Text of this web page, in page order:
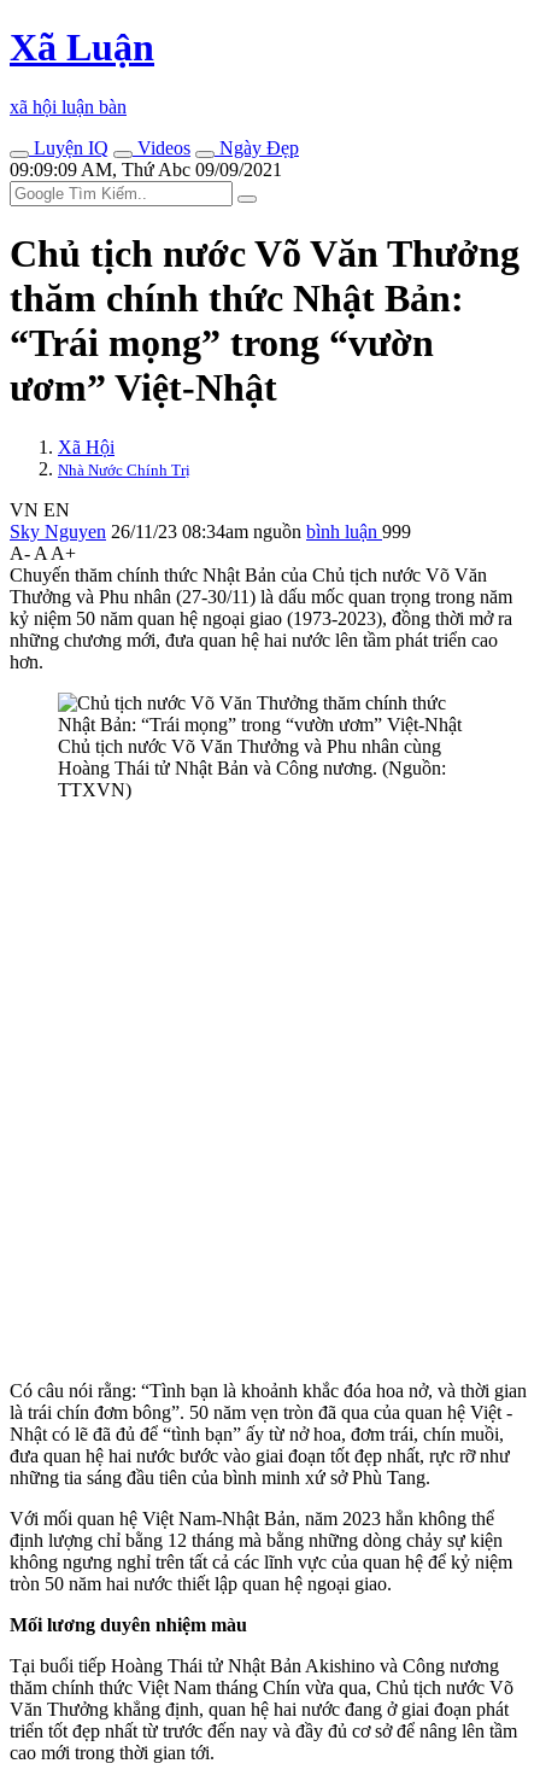
Xã Luận
xã hội luận bàn
Luyện IQ
Videos
Ngày Đẹp
09:09:09 AM, Thứ Abc 09/09/2021
Chủ tịch nước Võ Văn Thưởng
thăm chính thức Nhật Bản:
“Trái mọng” trong “vườn
ươm” Việt-Nhật
Xã Hội
Nhà Nước Chính Trị
VN EN
Sky Nguyen 26/11/23 08:34am nguồn bình luận 999
A- A A+
Chuyến thăm chính thức Nhật Bản của Chủ tịch nước Võ Văn
Thưởng và Phu nhân (27-30/11) là dấu mốc quan trọng trong năm
kỷ niệm 50 năm quan hệ ngoại giao (1973-2023), đồng thời mở ra
những chương mới, đưa quan hệ hai nước lên tầm phát triển cao
hơn.
Chủ tịch nước Võ Văn Thưởng và Phu nhân cùng
Hoàng Thái tử Nhật Bản và Công nương. (Nguồn:
TTXVN)
Có câu nói rằng: “Tình bạn là khoảnh khắc đóa hoa nở, và thời gian
là trái chín đơm bông”. 50 năm vẹn tròn đã qua của quan hệ Việt -
Nhật có lẽ đã đủ để “tình bạn” ấy từ nở hoa, đơm trái, chín muồi,
đưa quan hệ hai nước bước vào giai đoạn tốt đẹp nhất, rực rỡ như
những tia sáng đầu tiên của bình minh xứ sở Phù Tang.
Với mối quan hệ Việt Nam-Nhật Bản, năm 2023 hẳn không thể
định lượng chỉ bằng 12 tháng mà bằng những dòng chảy sự kiện
không ngưng nghỉ trên tất cả các lĩnh vực của quan hệ để kỷ niệm
tròn 50 năm hai nước thiết lập quan hệ ngoại giao.
Mối lương duyên nhiệm màu
Tại buổi tiếp Hoàng Thái tử Nhật Bản Akishino và Công nương
thăm chính thức Việt Nam tháng Chín vừa qua, Chủ tịch nước Võ
Văn Thưởng khẳng định, quan hệ hai nước đang ở giai đoạn phát
triển tốt đẹp nhất từ trước đến nay và đầy đủ cơ sở để nâng lên tầm
cao mới trong thời gian tới.